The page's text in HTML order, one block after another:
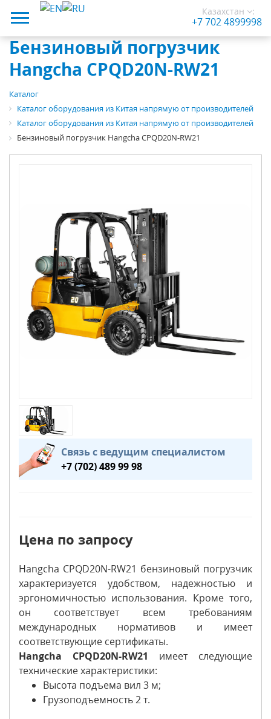
Казахстан
+7 702 4899998
:
Бензиновый погрузчик
Hangcha CPQD20N-RW21
Каталог
Каталог оборудования из Китая напрямую от производителей
Каталог оборудования из Китая напрямую от производителей
Бензиновый погрузчик Hangcha CPQD20N-RW21
Связь с ведущим специалистом
+7 (702) 489 99 98
Цена по запросу
Hangcha CPQD20N-RW21 бензиновый погрузчик
характеризуется удобством, надежностью и
эргономичностью использования. Кроме того,
он соответствует всем требованиям
международных нормативов и имеет
соответствующие сертификаты.
Hangcha CPQD20N-RW21 имеет следующие
технические характеристики:
Высота подъема вил 3 м;
Грузоподъемность 2 т.